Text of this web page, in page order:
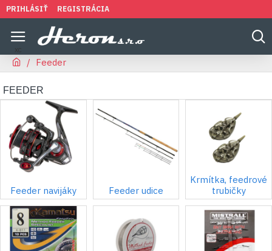
PRIHLÁSIŤ REGISTRÁCIA
Feeder
FEEDER
Feeder navijáky Feeder udice
Krmítka, feedrové
trubičky